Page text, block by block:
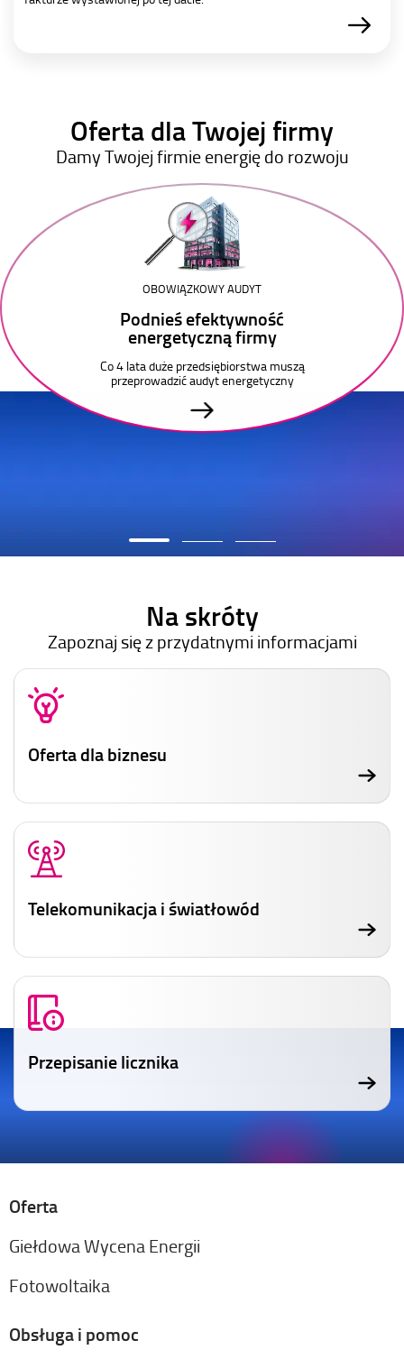
Oferta dla Twojej firmy
Damy Twojej firmie energię do rozwoju
OBOWIĄZKOWY AUDYT
Podnieś efektywność
energetyczną firmy
Co 4 lata duże przedsiębiorstwa muszą
przeprowadzić audyt energetyczny
Na skróty
Zapoznaj się z przydatnymi informacjami
Oferta dla biznesu
Telekomunikacja i światłowód
Przepisanie licznika
Oferta
Giełdowa Wycena Energii
Fotowoltaika
Obsługa i pomoc